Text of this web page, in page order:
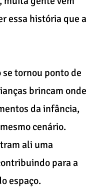
essa história que a
se tornou ponto de
brincam onde
da infância,
cenário.
ali uma
para a
espaço.